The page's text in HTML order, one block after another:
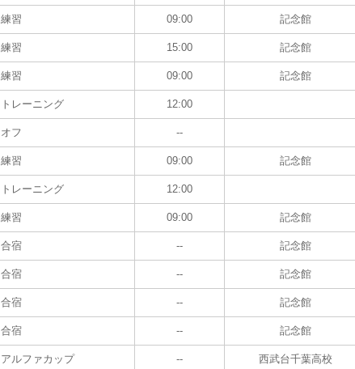
練習 09:00 記念館
練習 15:00 記念館
練習 09:00 記念館
トレーニング 12:00
オフ --
練習 09:00 記念館
トレーニング 12:00
練習 09:00 記念館
合宿 -- 記念館
合宿 -- 記念館
合宿 -- 記念館
合宿 -- 記念館
アルファカップ -- 西武台千葉高校